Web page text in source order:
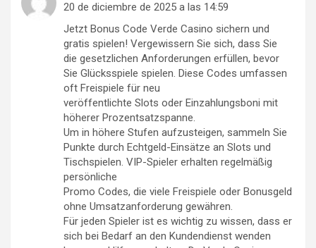
20 de diciembre de 2025 a las 14:59
Jetzt Bonus Code Verde Casino sichern und
gratis spielen! Vergewissern Sie sich, dass Sie
die gesetzlichen Anforderungen erfüllen, bevor
Sie Glücksspiele spielen. Diese Codes umfassen
oft Freispiele für neu
veröffentlichte Slots oder Einzahlungsboni mit
höherer Prozentsatzspanne.
Um in höhere Stufen aufzusteigen, sammeln Sie
Punkte durch Echtgeld-Einsätze an Slots und
Tischspielen. VIP-Spieler erhalten regelmäßig
persönliche
Promo Codes, die viele Freispiele oder Bonusgeld
ohne Umsatzanforderung gewähren.
Für jeden Spieler ist es wichtig zu wissen, dass er
sich bei Bedarf an den Kundendienst wenden